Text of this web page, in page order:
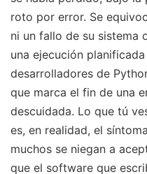
roto por error. Se
ni un fallo de su sistema
una ejecución
desarrolladores de
que marca el fin de una
descuidada. Lo que tú
es, en realidad, el
muchos se niegan a
que el software que